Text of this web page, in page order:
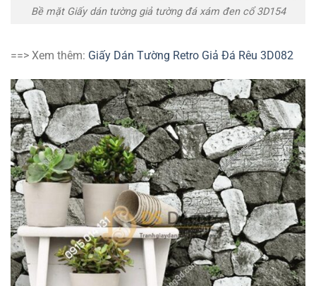
Bề mặt Giấy dán tường giả tường đá xám đen cổ 3D154
==> Xem thêm: Giấy Dán Tường Retro Giả Đá Rêu 3D082